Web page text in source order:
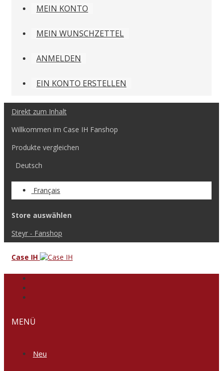
MEIN KONTO
MEIN WUNSCHZETTEL
ANMELDEN
EIN KONTO ERSTELLEN
Direkt zum Inhalt
Willkommen im Case IH Fanshop
Produkte vergleichen
Deutsch
Français
Store auswählen
Steyr - Fanshop
Case IH
MENÜ
Neu